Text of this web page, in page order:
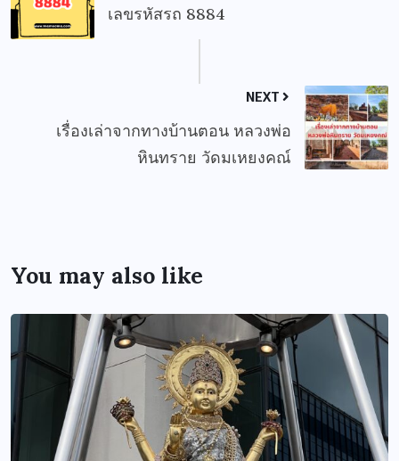
เลขรหัสรถ 8884
NEXT
เรื่องเล่าจากทางบ้านตอน หลวงพ่อ
หินทราย วัดมเหยงคณ์
You may also like